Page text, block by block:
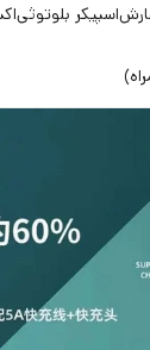
اسپیکر بلوتوثی